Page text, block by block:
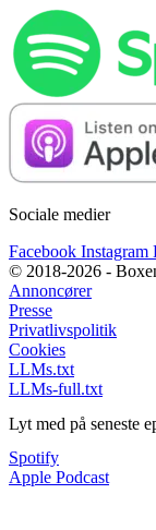
Sociale medier
Facebook Instagram
© 2018-2026 -
Annoncører
Presse
Privatlivspolitik
Cookies
LLMs.txt
LLMs-full.txt
Lyt med på seneste
Spotify
Apple Podcast